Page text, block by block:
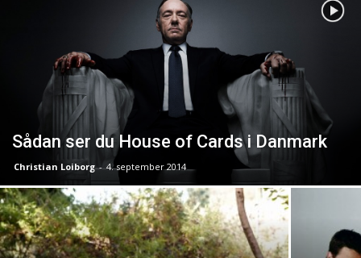
Sådan ser du House of Cards i Danmark
Christian Loiborg - 4. september 2014